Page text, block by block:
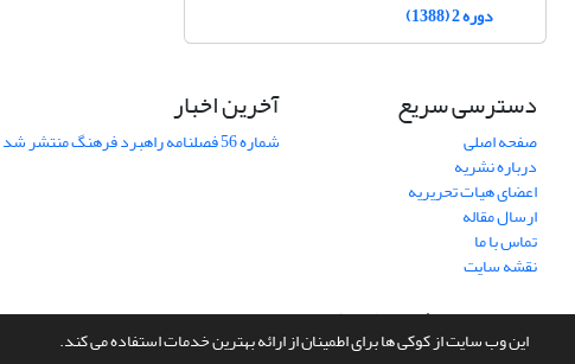
این وب سایت از کوکی ها برای اطمینان از ارائه بهترین خدمات استفاده می کند.
دوره 2 (1388)
دسترسی سریع
صفحه اصلی
درباره نشریه
اعضای هیات تحریریه
ارسال مقاله
تماس با ما
نقشه سایت
آخرین اخبار
شماره 56 فصلنامه راهبرد فرهنگ منتشر شد
سامانه مدیریت نشریات علمی.طراحی و پیاده سازی ازسیناوب